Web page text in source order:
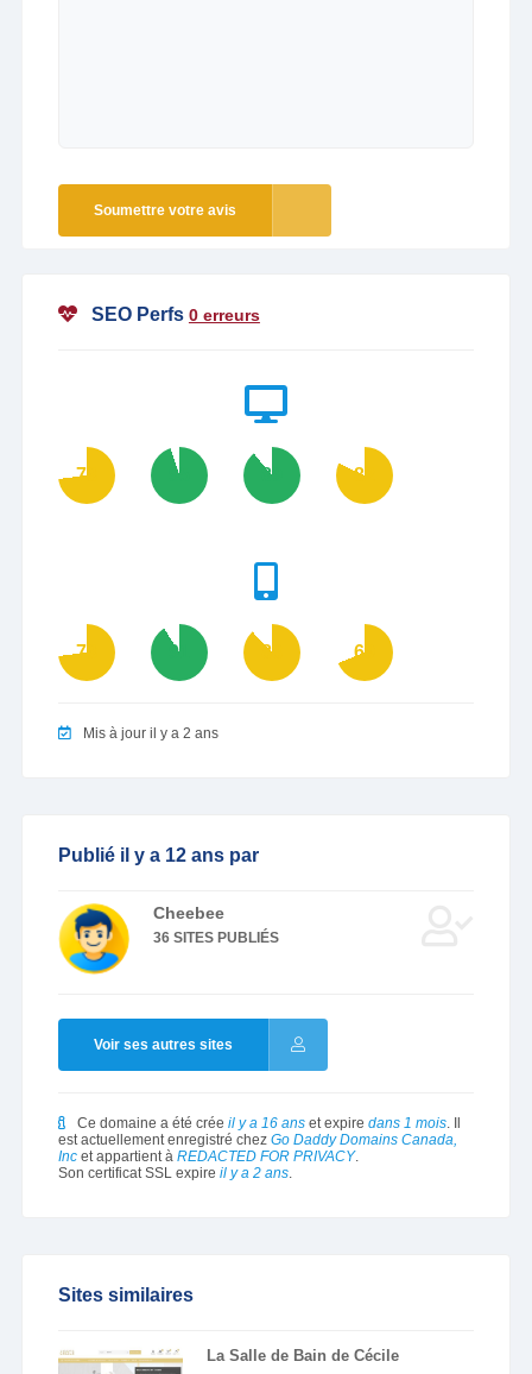
Soumettre votre avis
SEO Perfs 0 erreurs
73 95 89 82
73 91 88 69
Mis à jour il y a 2 ans
Publié il y a 12 ans par
Cheebee
36 SITES PUBLIÉS
Voir ses autres sites
Ce domaine a été crée il y a 16 anset expire dans 1 mois. Il
est actuellement enregistré chez Go Daddy Domains Canada,
Incet appartient à REDACTED FOR PRIVACY.
Son certificat SSL expire il y a 2 ans.
Sites similaires
La Salle de Bain de Cécile